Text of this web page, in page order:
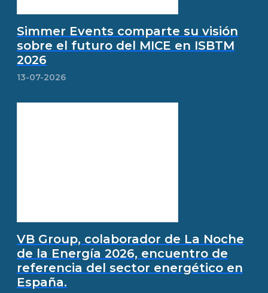
Simmer Events comparte su visión
sobre el futuro del MICE en ISBTM
2026
13-07-2026
VB Group, colaborador de La Noche
de la Energía 2026, encuentro de
referencia del sector energético en
España.